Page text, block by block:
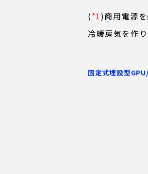
(*1)商用電源
冷暖房気を作
固定式埋設型